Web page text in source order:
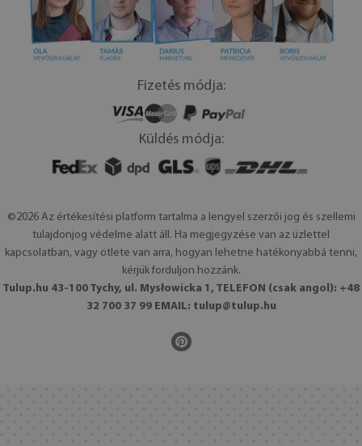
Fizetés módja:
Küldés módja:
©2026 Az értékesítési platform tartalma a lengyel szerzői jog és szellemi
tulajdonjog védelme alatt áll. Ha megjegyzése van az üzlettel
kapcsolatban, vagy ötlete van arra, hogyan lehetne hatékonyabbá tenni,
kérjük forduljon hozzánk.
Tulup.hu 43-100 Tychy, ul. Mysłowicka 1, TELEFON (csak angol): +48
32 700 37 99 EMAIL: tulup@tulup.hu